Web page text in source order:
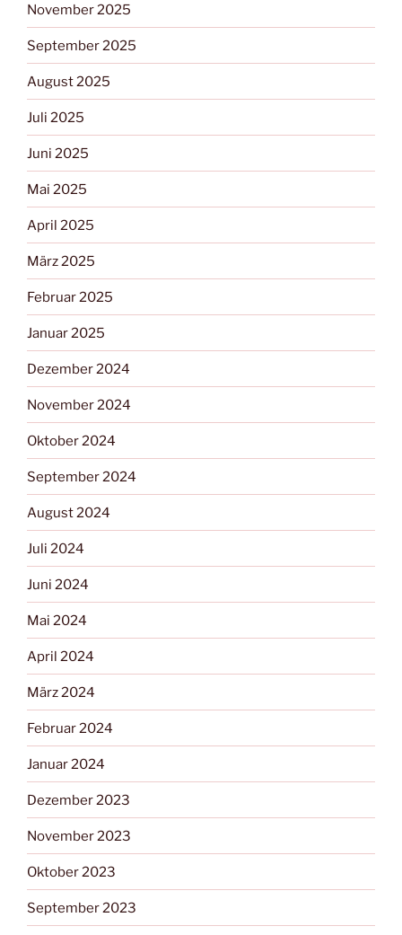
November 2025
September 2025
August 2025
Juli 2025
Juni 2025
Mai 2025
April 2025
März 2025
Februar 2025
Januar 2025
Dezember 2024
November 2024
Oktober 2024
September 2024
August 2024
Juli 2024
Juni 2024
Mai 2024
April 2024
März 2024
Februar 2024
Januar 2024
Dezember 2023
November 2023
Oktober 2023
September 2023